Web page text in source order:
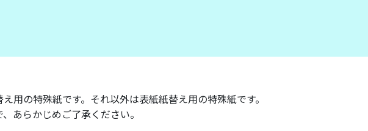
用の特殊紙です。それ以外は表紙紙替え用の特殊紙です。
あらかじめご了承ください。